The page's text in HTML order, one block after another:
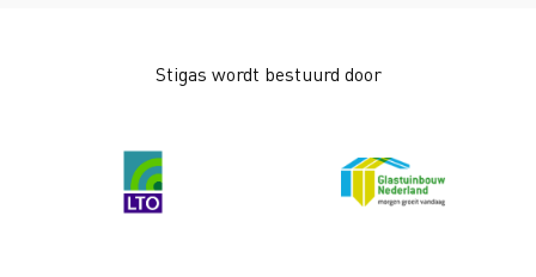
Stigas wordt bestuurd door